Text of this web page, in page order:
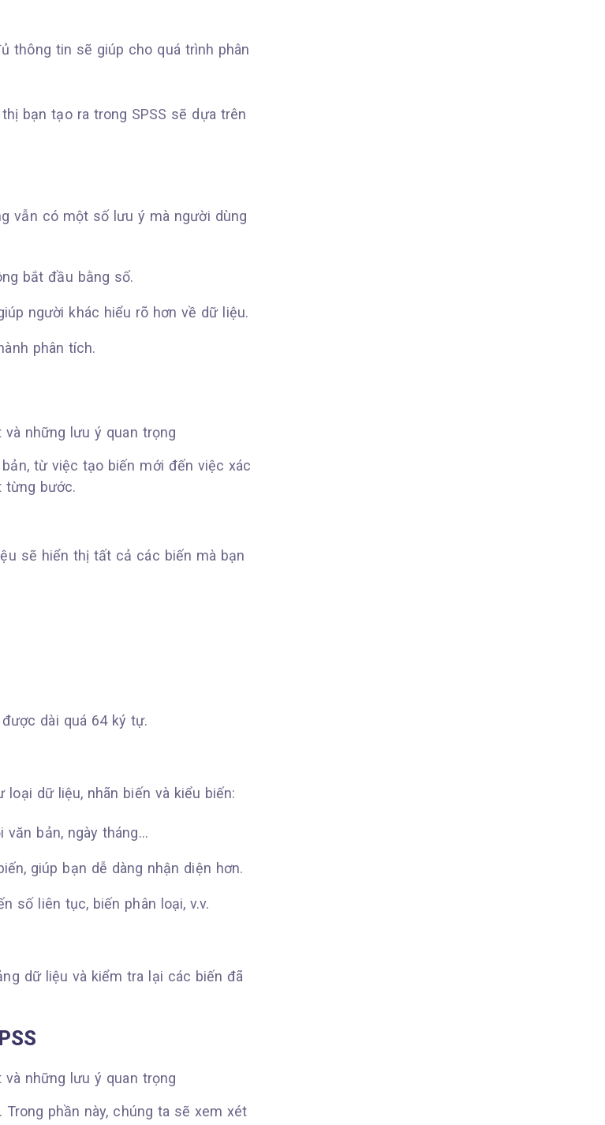
thông tin sẽ giúp cho quá trình phân
bạn tạo ra trong SPSS sẽ dựa trên
vẫn có một số lưu ý mà người dùng
bắt đầu bằng số.
người khác hiểu rõ hơn về dữ liệu.
phân tích.
từ việc tạo biến mới đến việc xác
từng bước.
sẽ hiển thị tất cả các biến mà bạn
dài quá 64 ký tự.
dữ liệu, nhãn biến và kiểu biến:
văn bản, ngày tháng…
giúp bạn dễ dàng nhận diện hơn.
số liên tục, biến phân loại, v.v.
dữ liệu và kiểm tra lại các biến đã
phần này, chúng ta sẽ xem xét